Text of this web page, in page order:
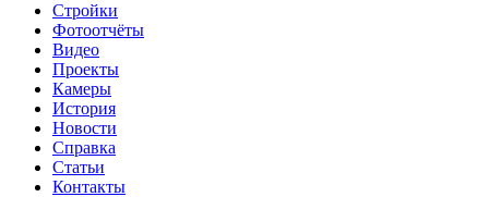
Стройки
Фотоотчёты
Видео
Проекты
Камеры
История
Новости
Справка
Статьи
Контакты